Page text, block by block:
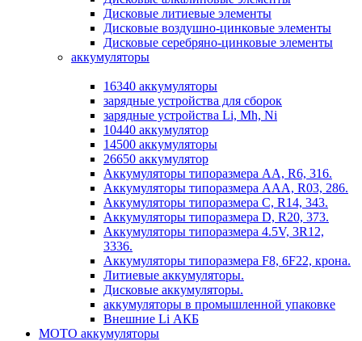
Дисковые литиевые элементы
Дисковые воздушно-цинковые элементы
Дисковые серебряно-цинковые элементы
аккумуляторы
16340 аккумуляторы
зарядные устройства для сборок
зарядные устройства Li, Mh, Ni
10440 аккумулятор
14500 аккумуляторы
26650 аккумулятор
Аккумуляторы типоразмера АА, R6, 316.
Аккумуляторы типоразмера ААА, R03, 286.
Аккумуляторы типоразмера С, R14, 343.
Аккумуляторы типоразмера D, R20, 373.
Аккумуляторы типоразмера 4.5V, 3R12,
3336.
Аккумуляторы типоразмера F8, 6F22, крона.
Литиевые аккумуляторы.
Дисковые аккумуляторы.
аккумуляторы в промышленной упаковке
Внешние Li АКБ
МОТО аккумуляторы